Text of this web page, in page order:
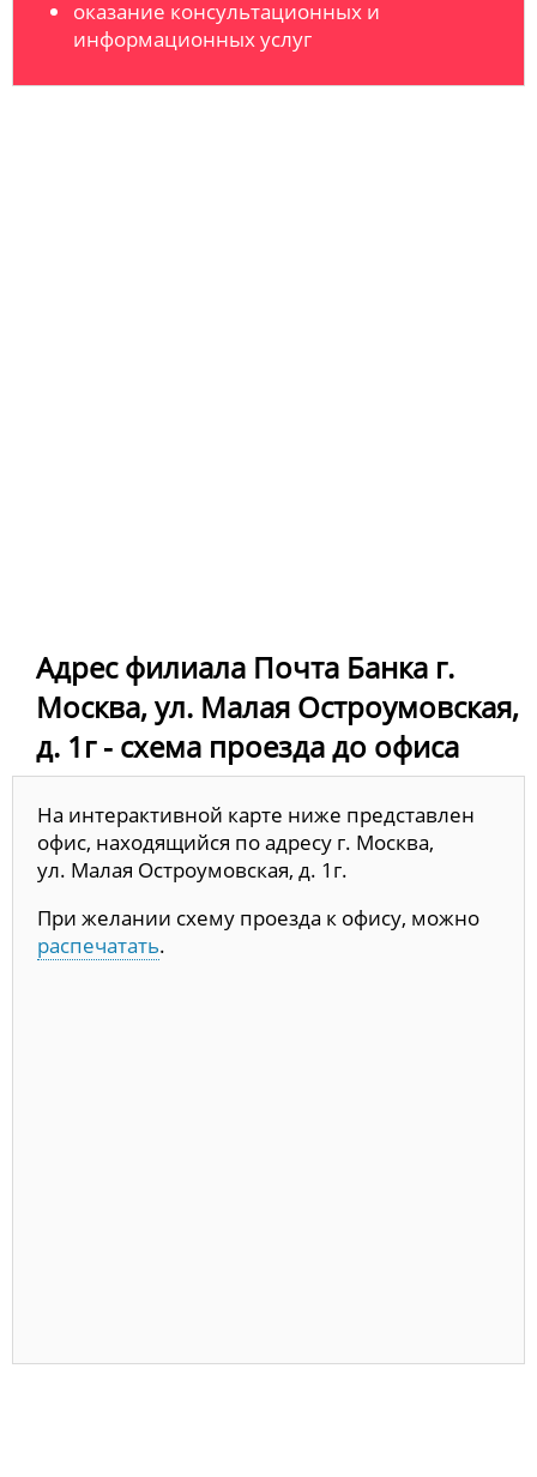
оказание консультационных и
информационных услуг
Адрес филиала Почта Банка г.
Москва, ул. Малая Остроумовская,
д. 1г - схема проезда до офиса
На интерактивной карте ниже представлен
офис, находящийся по адресу г. Москва,
ул. Малая Остроумовская, д. 1г.
При желании схему проезда к офису, можно
распечатать.